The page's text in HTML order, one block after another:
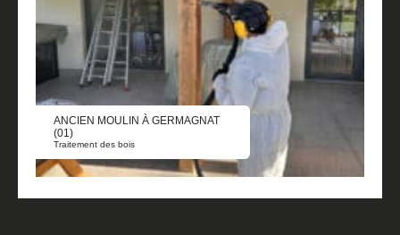
ANCIEN MOULIN À GERMAGNAT
(01)
Traitement des bois